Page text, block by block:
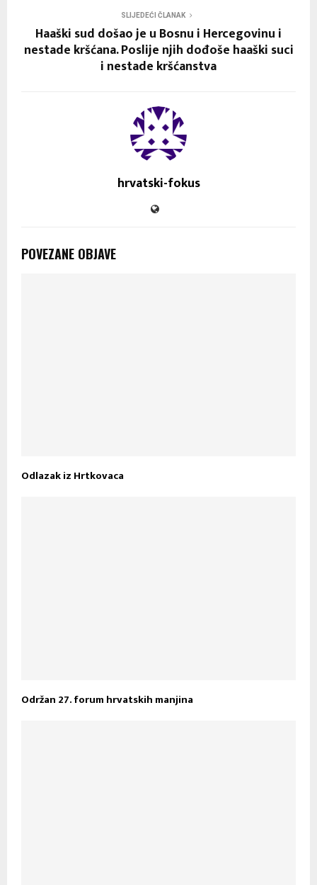
SLIJEDEĆI ČLANAK
Haaški sud došao je u Bosnu i Hercegovinu i
nestade kršćana. Poslije njih dođoše haaški suci
i nestade kršćanstva
hrvatski-fokus
POVEZANE OBJAVE
Odlazak iz Hrtkovaca
Održan 27. forum hrvatskih manjina